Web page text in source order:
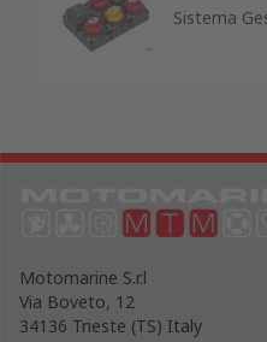
Sistema
Motomarine S.r.l
Via Boveto, 12
34136 Trieste (TS) Italy